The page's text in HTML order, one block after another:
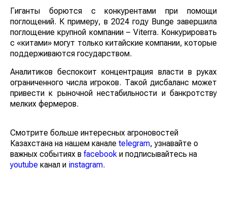
Гиганты борются с конкурентами при помощи
поглощений. К примеру, в 2024 году Bunge завершила
поглощение крупной компании – Viterra. Конкурировать
с «китами» могут только китайские компании, которые
поддерживаются государством.
Аналитиков беспокоит концентрация власти в руках
ограниченного числа игроков. Такой дисбаланс может
привести к рыночной нестабильности и банкротству
мелких фермеров.
Смотрите больше интересных агроновостей
Казахстана на нашем канале telegram, узнавайте о
важных событиях в facebook и подписывайтесь на
youtube канал и instagram.